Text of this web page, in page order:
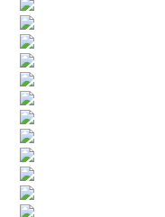
客户案例
追光故事
资源与联系